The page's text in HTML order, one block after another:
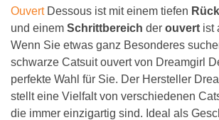
OuvertDessous ist mit einem tiefen
und einem Schrittbereich der ouvert ist
Wenn Sie etwas ganz Besonderes
schwarze Catsuit ouvert von Dreamgirl
perfekte Wahl für Sie. Der Hersteller
stellt eine Vielfalt von verschiedenen
die immer einzigartig sind. Ideal als